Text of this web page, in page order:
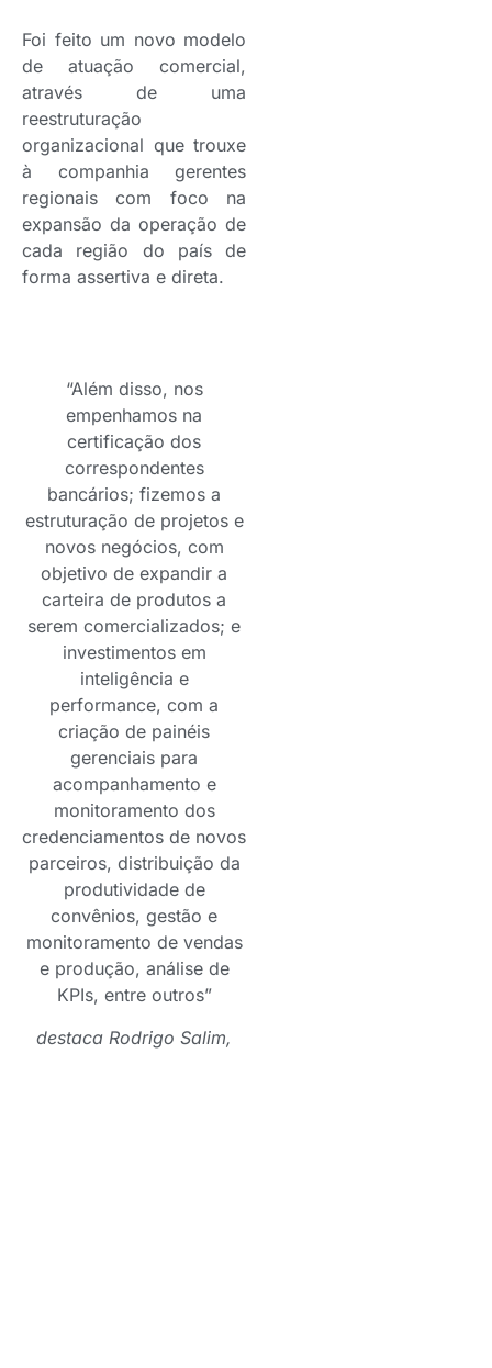
Foi feito um novo modelo
de atuação comercial,
através de uma
reestruturação
organizacional que trouxe
à companhia gerentes
regionais com foco na
expansão da operação de
cada região do país de
forma assertiva e direta.
“Além disso, nos
empenhamos na
certificação dos
correspondentes
bancários; fizemos a
estruturação de projetos e
novos negócios, com
objetivo de expandir a
carteira de produtos a
serem comercializados; e
investimentos em
inteligência e
performance, com a
criação de painéis
gerenciais para
acompanhamento e
monitoramento dos
credenciamentos de novos
parceiros, distribuição da
produtividade de
convênios, gestão e
monitoramento de vendas
e produção, análise de
KPIs, entre outros”
destaca Rodrigo Salim,